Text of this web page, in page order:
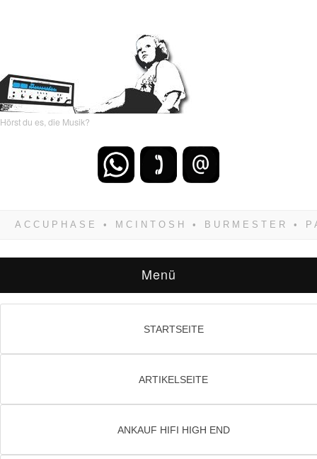
Hörst du es, die Musik?
zwangsläufig siegen! Und noch was: Hifi
Menü
STARTSEITE
ARTIKELSEITE
ANKAUF HIFI HIGH END